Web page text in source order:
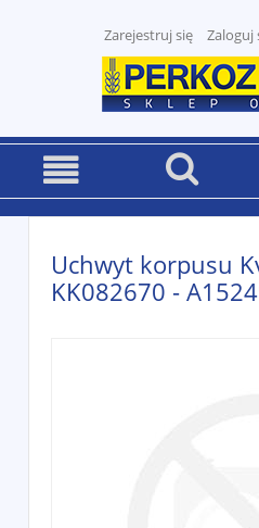
Zarejestruj się Zaloguj
Uchwyt korpusu
KK082670 -